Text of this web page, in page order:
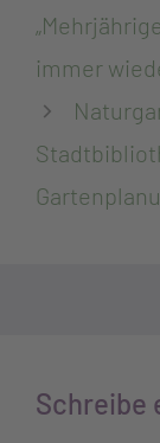
immer
Schreibe